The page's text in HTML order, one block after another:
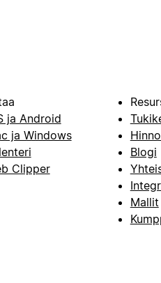
ja Android
ja Windows
Clipper
Blogi
Mallit